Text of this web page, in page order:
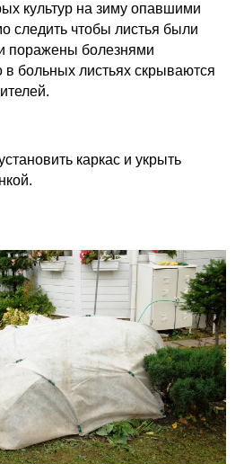
культур на зиму опавшими
следить чтобы листья были
поражены болезнями
больных листьях скрываются
каркас и укрыть